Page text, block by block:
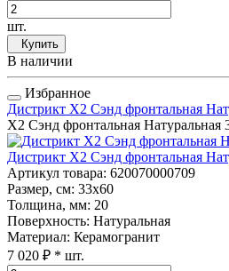
шт.
Купить
В наличии
Избранное
Дистрикт Х2 Сэнд фронтальная
Х2 Сэнд фронтальная Натуральная
Дистрикт Х2 Сэнд фронтальная
Артикул товара: 620070000709
Размер, см: 33x60
Толщина, мм: 20
Поверхность: Натуральная
Материал: Керамогранит
7 020 ₽ * шт.